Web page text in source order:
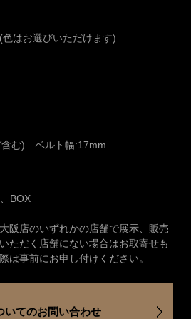
はお選びいただけます)
含む) ベルト幅:17mm
BOX
阪店のいずれかの店舗で展示、販売
ただく店舗にない場合はお取寄せも
は事前にお申し付けください。
いてのお問い合わせ